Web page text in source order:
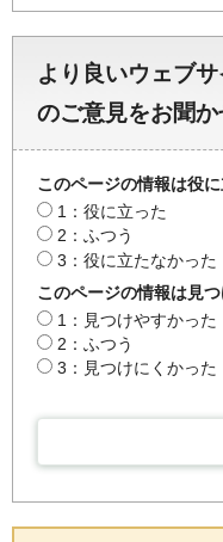
より良いウェブ
のご意見をお聞
このページの情報は役
1：役に立った
2：ふつう
3：役に立たなかった
このページの情報は見
1：見つけやすかった
2：ふつう
3：見つけにくかった